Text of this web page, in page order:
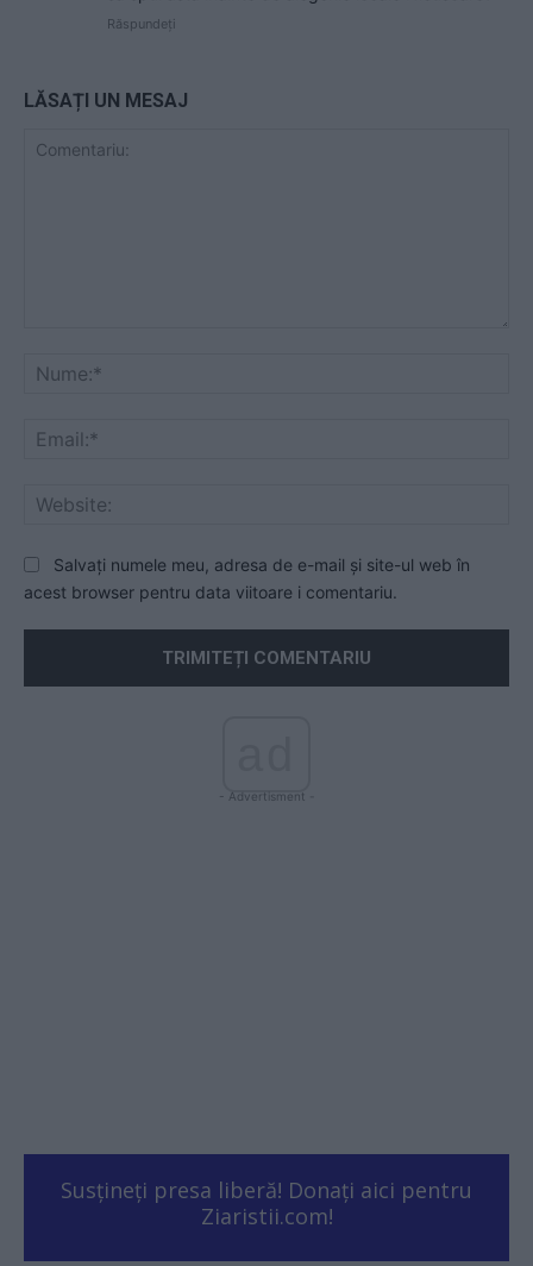
Răspundeți
LĂSAȚI UN MESAJ
Salvați numele meu, adresa de e-mail și site-ul web în
acest browser pentru data viitoare i comentariu.
- Advertisment -
Susțineți presa liberă! Donați aici pentru
Ziaristii.com!